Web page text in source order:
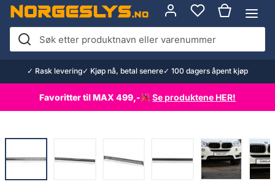
Hopp
innhold
Søk
etter
produktnavn
varenummer
✓ Rask levering✓ Kjøp nå, betal senere✓ 100 dagers åpent kjøp
Favoritter til MAX 499,- Se produktene HER!